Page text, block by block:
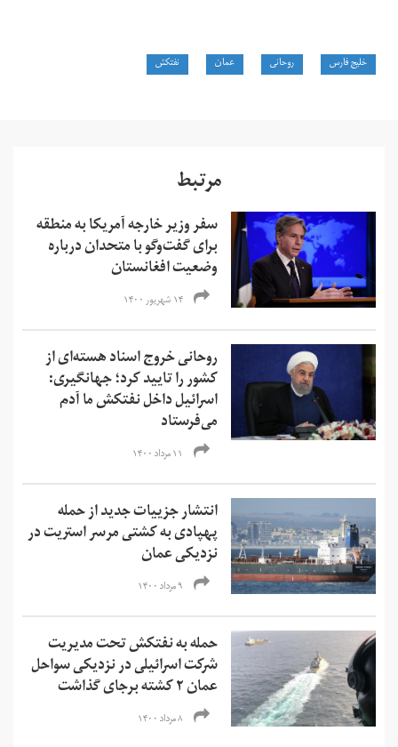
خلیج فارس روحانی عمان نفتکش‌
مرتبط
سفر وزیر خارجه آمریکا به منطقه
برای گفت‌وگو با متحدان درباره
وضعیت افغانستان
۱۴ شهریور ۱۴۰۰
روحانی خروج اسناد هسته‌ای از
کشور را تایید کرد؛ جهانگیری:
اسرائیل داخل نفتکش ما آدم
می‌فرستاد
۱۱ مرداد ۱۴۰۰
انتشار جزییات جدید از حمله
پهپادی به کشتی مرسر استریت در
نزدیکی عمان
۹ مرداد ۱۴۰۰
حمله به نفتکش تحت مدیریت
شرکت اسرائیلی در نزدیکی سواحل
عمان ۲ کشته برجای گذاشت
۸ مرداد ۱۴۰۰